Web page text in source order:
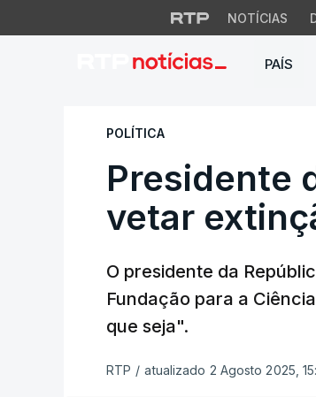
NOTÍCIAS
PAÍS
Presidente
POLÍTICA
Presidente
vetar
O presidente da
Fundação para a
que seja".
RTP / atualizado 2 Agosto 2025,